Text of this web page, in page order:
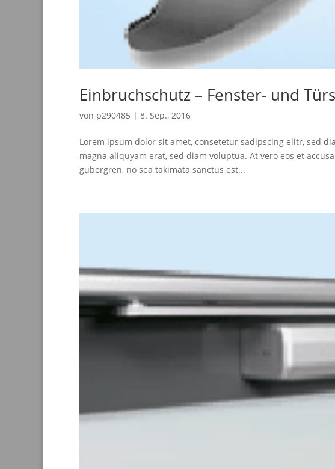
Einbruchschutz – Fenster- und
von p290485 | 8. Sep., 2016
Lorem ipsum dolor sit amet, consetetur sadipscing elitr, sed
magna aliquyam erat, sed diam voluptua. At vero eos et
gubergren, no sea takimata sanctus est...